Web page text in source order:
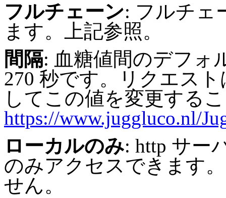
フルチェーン: フルチェ
ます。上記参照。
間隔: 血糖値間のデフォ
270 秒です。リクエス
してこの値を変更する
https://www.juggluco.nl/
ローカルのみ: http サー
のみアクセスできます
せん。